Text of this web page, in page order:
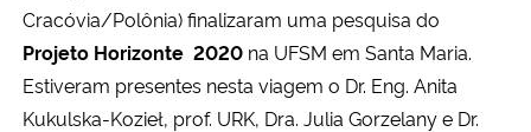
Ministério do Turismo
Ministério do Desenvolvimento Regional
Cracóvia/Polônia) finalizaram uma pesquisa do
Projeto Horizonte 2020 na UFSM em Santa Maria.
Estiveram presentes nesta viagem o Dr. Eng. Anita
Kukulska-Kozieł, prof. URK, Dra. Julia Gorzelany e Dr.